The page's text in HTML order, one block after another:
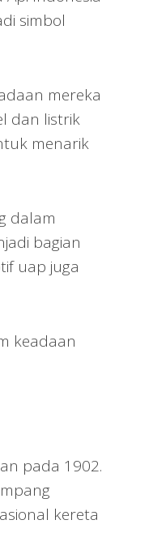
simbol
mereka
dan listrik
menarik
dalam
bagian
uap juga
keadaan
pada 1902.
kereta